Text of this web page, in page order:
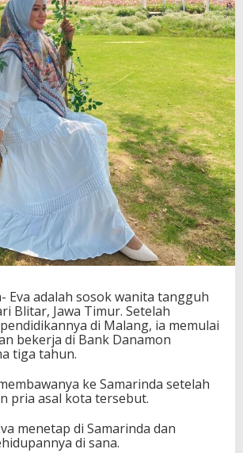
Eva adalah sosok wanita tangguh
Blitar, Jawa Timur. Setelah
di Malang, ia memulai
bekerja di Bank Danamon
tiga tahun.
ke Samarinda setelah
pria asal kota tersebut.
menetap di Samarinda dan
di sana.